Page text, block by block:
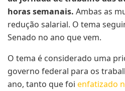
horas semanais. Ambas as
redução salarial. O tema
Senado no ano que vem.
O tema é considerado uma
governo federal para os
ano, tanto que foi enfatizado